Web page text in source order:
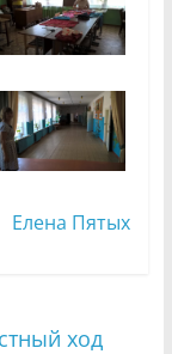
Елена Пятых
ход